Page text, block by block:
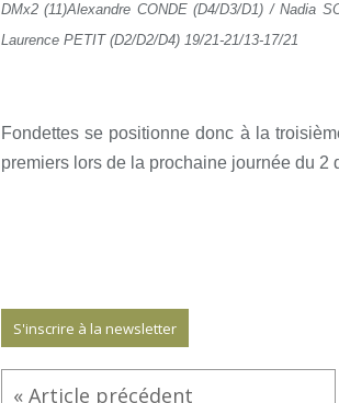
DMx2 (11)Alexandre CONDE (D4/D3/D1) / Nadia
Laurence PETIT (D2/D2/D4) 19/21-21/13-17/21
Fondettes se positionne donc à la
premiers lors de la prochaine journée du 2
S'inscrire à la newsletter